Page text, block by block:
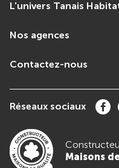
L'univers Tanais
Nos agences
Contactez-nous
Réseaux sociaux
Maisons